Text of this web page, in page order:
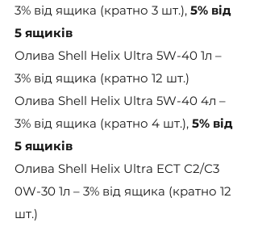
3% від ящика (кратно 3 шт.), 5% від
5 ящиків
Олива Shell Helix Ultra 5W-40 1л –
3% від ящика (кратно 12 шт.)
Олива Shell Helix Ultra 5W-40 4л –
3% від ящика (кратно 4 шт.), 5% від
5 ящиків
Олива Shell Helix Ultra ECT С2/С3
0W-30 1л – 3% від ящика (кратно 12
шт.)